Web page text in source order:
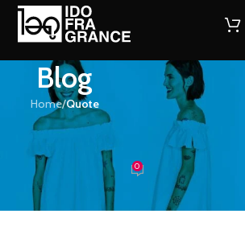
Blog
Home/Quote
QUOTE
พื่อนซี้ของสตรีทุกคน
น้องน้ำหอม On 12/08/2016 0